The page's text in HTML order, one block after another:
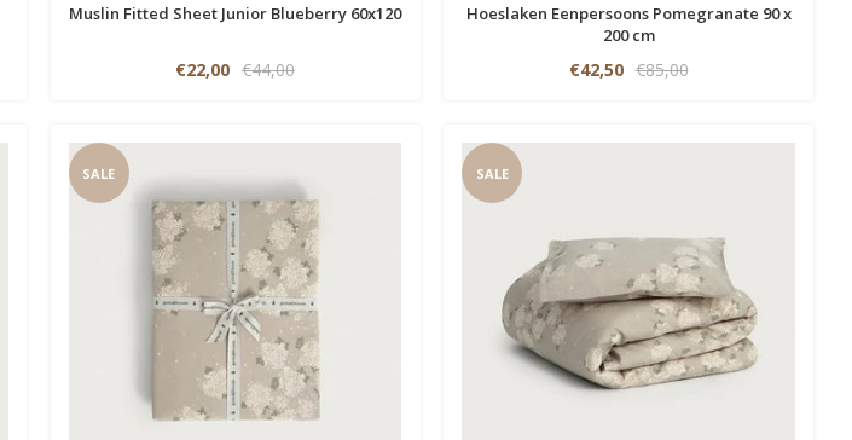
Muslin Fitted Sheet Junior Blueberry 60x120
€22,00 €44,00
Hoeslaken Eenpersoons Pomegranate 90 x
200 cm
€42,50 €85,00
SALE SALE